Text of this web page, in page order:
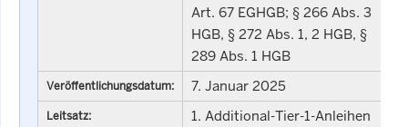
Art. 67 EGHGB; § 266 Abs. 3
HGB, § 272 Abs. 1, 2 HGB, §
289 Abs. 1 HGB
Veröffentlichungsdatum: 7. Januar 2025
Leitsatz:
1. Additional-Tier-1-Anleihen